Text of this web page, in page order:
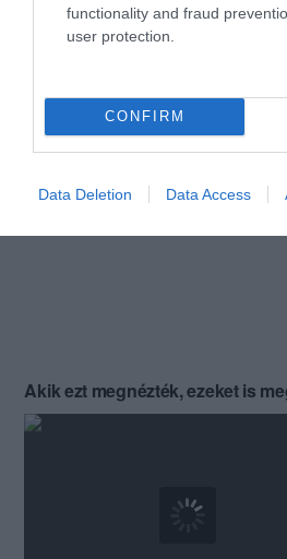
functionality and fraud
user protection.
CONFIRM
Data Deletion Data Access
Akik ezt megnézték, ezeket is